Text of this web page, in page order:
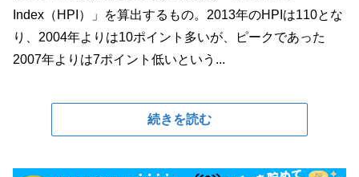
Index（HPI）」を算出するもの。2013年のHPIは110とな
り、2004年よりは10ポイント多いが、ピークであった
2007年よりは7ポイント低いという...
続きを読む